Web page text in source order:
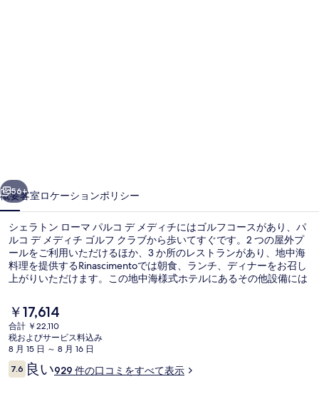
マ
パ
ル
コ
デ
メ
デ
ィ
チ
56+
概要客室ロケーションポリシー
シェラトン ローマ パルコ デ メディチにはゴルフコースがあり、パ
ルコ デ メディチ ゴルフ クラブから歩いてすぐです。2 つの屋外プ
ールをご利用いただけるほか、3 か所のレストランがあり、地中海
料理を提供するRinascimentoでは朝食、ランチ、ディナーをお召し
上がりいただけます。この地中海様式ホテルにあるその他設備には
定屋外プールがあります。親切なスタッフや総合的な施設のコンデ
ィションが旅行者の高い評価を得ています。
現
在
の
料
金
は
￥17,614
合計 ￥22,110
税およびサービス料込み
8 月 15 日 ～ 8 月 16 日
口
コ
7.610段階中7.6
良い929 件の口コミをすべて表示